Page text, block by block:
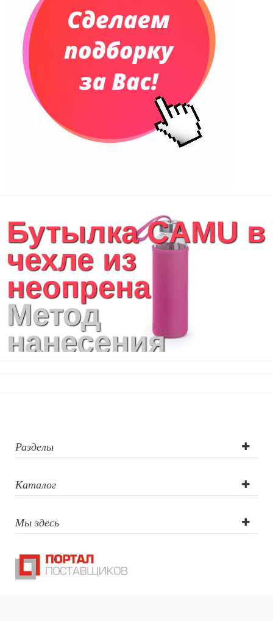
Бутылка CAMU в
чехле из
неопрена
Метод
нанесения
Термотрансфер,
Деколь,
Тампопечать
Разделы
Каталог
Мы здесь